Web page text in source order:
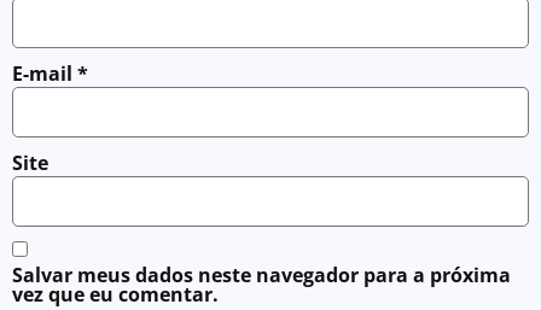
E-mail *
Site
Salvar meus dados neste navegador para a próxima
vez que eu comentar.